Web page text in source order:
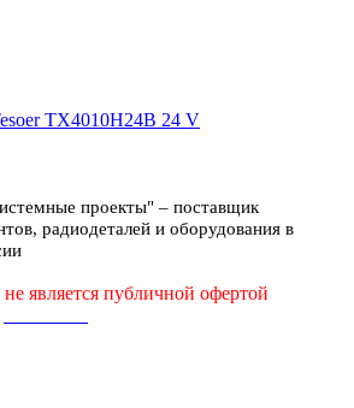
TX4010H24B 24 V
проекты" – поставщик
радиодеталей и оборудования в
является публичной офертой